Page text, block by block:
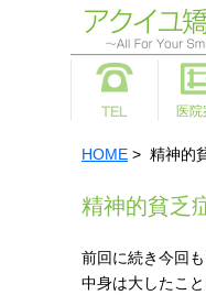
医院
HOME > 精神的
精神的貧乏
前回に続き今回
中身は大したこと